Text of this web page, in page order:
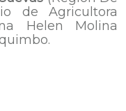
de Agricultora
Helen Molina